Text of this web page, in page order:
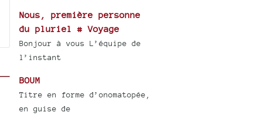
Nous, première personne
du pluriel # Voyage
Bonjour à vous L’équipe de
l’instant
BOUM
Titre en forme d’onomatopée,
en guise de